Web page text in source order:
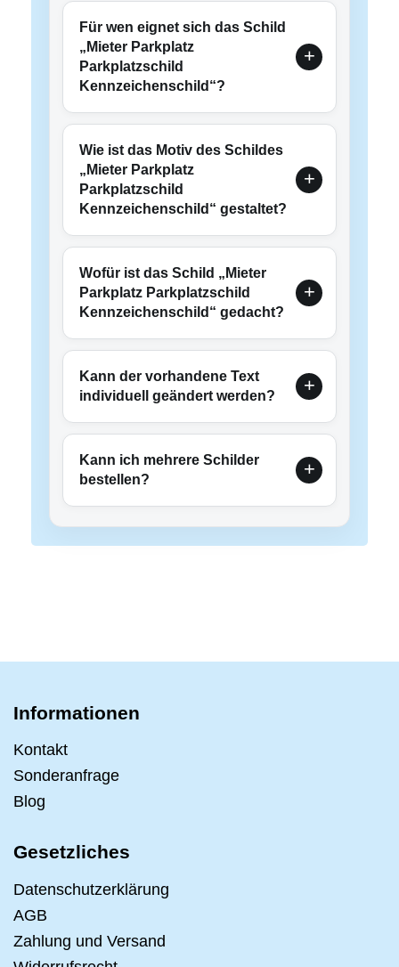
Für wen eignet sich das Schild
„Mieter Parkplatz
Parkplatzschild
Kennzeichenschild“?
Wie ist das Motiv des Schildes
„Mieter Parkplatz
Parkplatzschild
Kennzeichenschild“ gestaltet?
Wofür ist das Schild „Mieter
Parkplatz Parkplatzschild
Kennzeichenschild“ gedacht?
Kann der vorhandene Text
individuell geändert werden?
Kann ich mehrere Schilder
bestellen?
Informationen
Kontakt
Sonderanfrage
Blog
Gesetzliches
Datenschutzerklärung
AGB
Zahlung und Versand